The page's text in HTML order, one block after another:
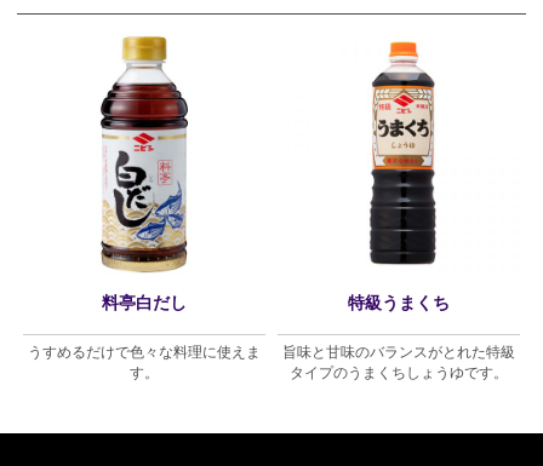
料亭白だし
うすめるだけで色々な料理に使えま
す。
特級うまくち
旨味と甘味のバランスがとれた特級
タイプのうまくちしょうゆです。